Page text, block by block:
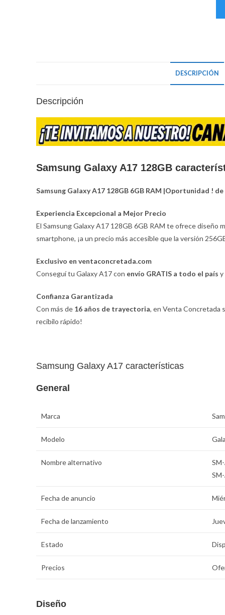
DESCRIPCIÓN
Descripción
Samsung Galaxy A17 128GB
Samsung Galaxy A17 128GB 6GB RAM |Oportunidad !
Experiencia Excepcional a Mejor Precio
El Samsung Galaxy A17 128GB 6GB RAM te ofrece
smartphone, ¡a un precio más accesible que la versión
Exclusivo en ventaconcretada.com
Conseguí tu Galaxy A17 con envío GRATIS a todo el país y
Confianza Garantizada
Con más de 16 años de trayectoria, en Venta Concretada
recibilo rápido!
Samsung Galaxy A17 características
General
Marca
Modelo
Nombre alternativo
Fecha de anuncio
Fecha de lanzamiento
Estado
Precios
Diseño